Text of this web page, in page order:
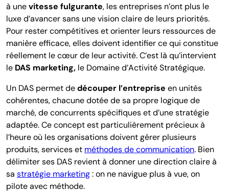
à unevitesse fulgurante, les entreprises n’ont plus le
luxe d’avancer sans une vision claire de leurs priorités.
Pour rester compétitives et orienter leurs ressources de
manière efficace, elles doivent identifier ce qui constitue
réellement le cœur de leur activité. C’est là qu’intervient
le DAS marketing, le Domaine d’Activité Stratégique.
Un DAS permet dedécouper l’entreprise en unités
cohérentes, chacune dotée de sa propre logique de
marché, de concurrents spécifiques et d’une stratégie
adaptée. Ce concept est particulièrement précieux à
l’heure où les organisations doivent gérer plusieurs
produits, services et méthodes de communication. Bien
délimiter ses DAS revient à donner une direction claire à
sa stratégie marketing: on ne navigue plus à vue, on
pilote avec méthode.